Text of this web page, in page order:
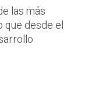
las más
que desde el